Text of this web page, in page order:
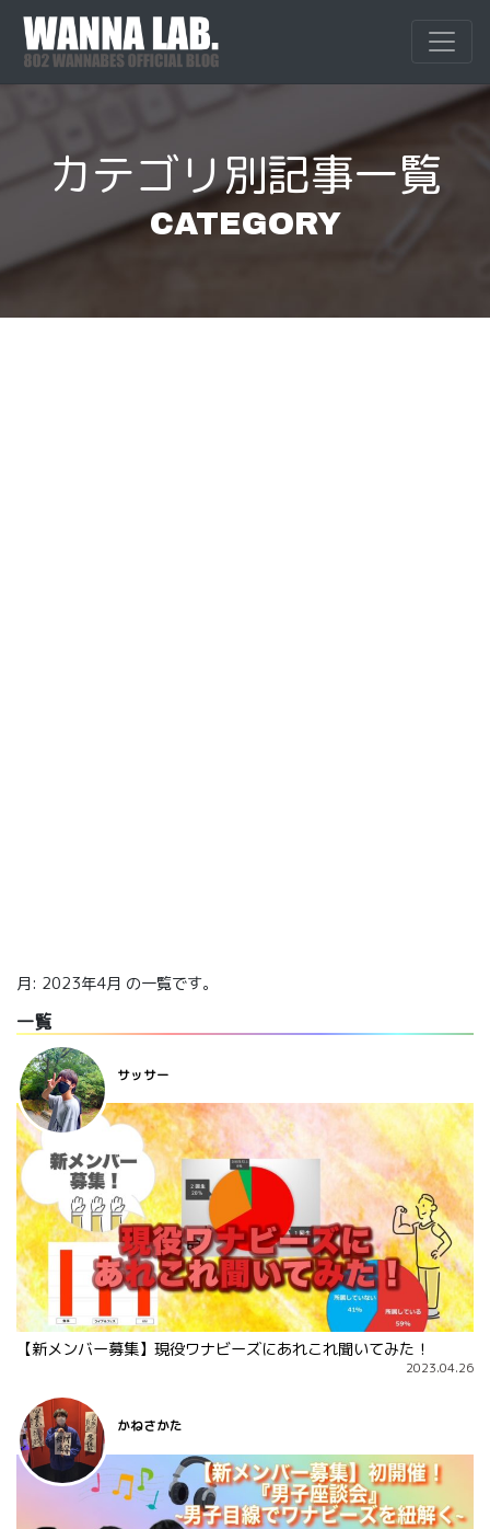
Skip
content
カテゴリ別記事一覧
CATEGORY
月: 2023年4月 の一覧です。
一覧
【新メンバー募集】現役ワナビーズにあれこれ聞いてみた！
2023.04.26
サッサー
かねさかた